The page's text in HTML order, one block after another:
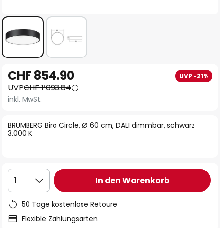
Anfang
der
Bildgalerie
BRUMBERG Biro Circle, Ø 60 cm, DALI dimmbar, schwarz
3.000 K
CHF 854.90 UVP -21%
UVPCHF 1’093.84
inkl. MwSt.
1 In den Warenkorb
50 Tage kostenlose Retoure
Flexible Zahlungsarten